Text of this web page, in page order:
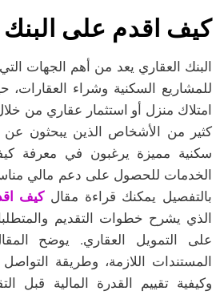
كيف اقدم على البنك
البنك العقاري يعد من أهم الجهات
للمشاريع السكنية وشراء العقارات،
امتلاك منزل أو استثمار عقاري من
كثير من الأشخاص الذين يبحثون عن
سكنية مميزة يرغبون في معرفة
الخدمات للحصول على دعم مالي
بالتفصيل يمكنك قراءة مقالكيف
الذي يشرح خطوات التقديم
على التمويل العقاري. يوضح
المستندات اللازمة، وطريقة
وكيفية تقييم القدرة المالية قبل